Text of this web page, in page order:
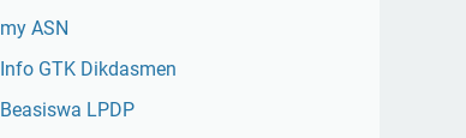
my ASN
Info GTK Dikdasmen
Beasiswa LPDP